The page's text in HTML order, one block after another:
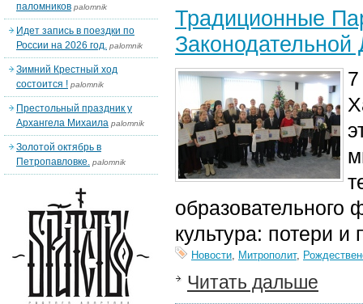
Традиционные
образовательного
культура: потери
Новости, Митрополит,
Читать дальше
паломников palomnik
Идет запись в поездки по
России на 2026 год. palomnik
Зимний Крестный ход
состоится ! palomnik
Престольный праздник у
Архангела Михаила palomnik
Золотой октябрь в
Петропавловке. palomnik